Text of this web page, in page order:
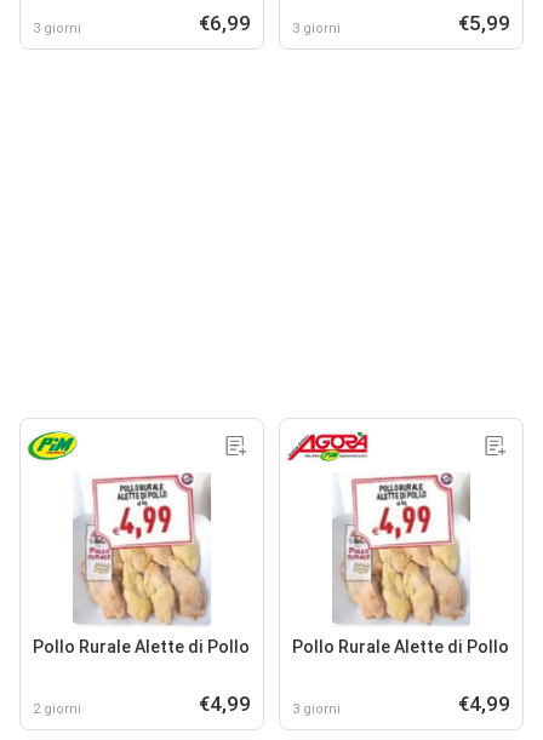
3 giorni €6,99 3 giorni €5,99
Pollo Rurale Alette di Pollo
2 giorni €4,99
Pollo Rurale Alette di Pollo
3 giorni €4,99